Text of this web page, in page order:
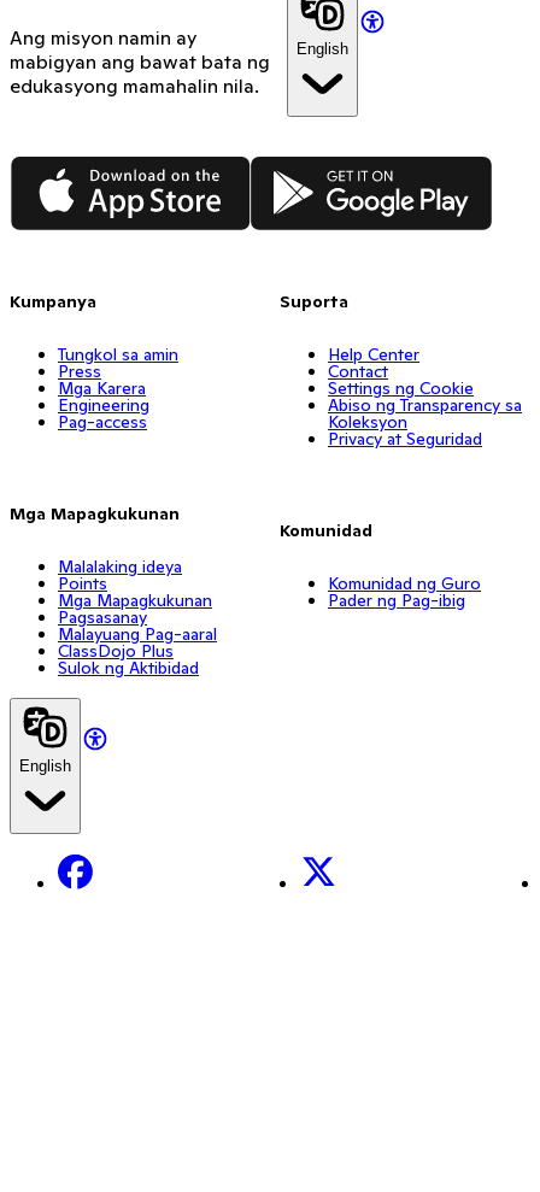
Ang misyon namin ay
mabigyan ang bawat bata ng
edukasyong mamahalin nila.
English
App Store Google Play
Kumpanya
Tungkol sa amin
Press
Mga Karera
Engineering
Pag-access
Mga Mapagkukunan
Malalaking ideya
Points
Mga Mapagkukunan
Pagsasanay
Malayuang Pag-aaral
ClassDojo Plus
Sulok ng Aktibidad
Suporta
Help Center
Contact
Settings ng Cookie
Abiso ng Transparency sa
Koleksyon
Privacy at Seguridad
Komunidad
Komunidad ng Guro
Pader ng Pag-ibig
English
Facebook X